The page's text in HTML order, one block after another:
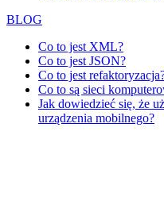
BLOG
Co to jest XML?
Co to jest JSON?
Co to jest
Co to są sieci
Jak dowiedzieć się, że
urządzenia mobilnego?